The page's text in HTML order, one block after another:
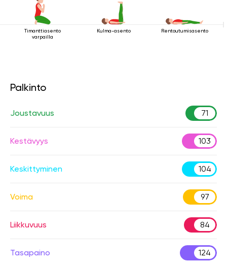
Timanttiasento
varpailla
Kulma-asento Rentoutumisasento
Palkinto
Joustavuus 71
Kestävyys 103
Keskittyminen 104
Voima 97
Liikkuvuus 84
Tasapaino 124